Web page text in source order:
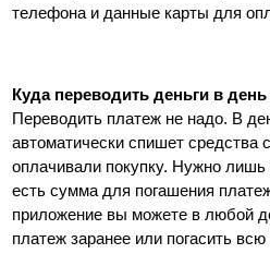
телефона и данные карты для
Куда переводить деньги в
Переводить платеж не надо. В
автоматически спишет средства
оплачивали покупку. Нужно лишь
есть сумма для погашения
приложение вы можете в любой
платеж заранее или погасить